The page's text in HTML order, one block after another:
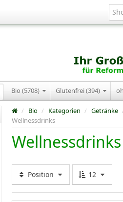
Bio (5708) Glutenfrei (394)
/ Bio / Kategorien / Getränke
Wellnessdrinks
Wellnessdrinks
Position 12